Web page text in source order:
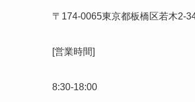
〒 174-0065東京都板橋区若木2-
[営業時間]
8:30-18:00